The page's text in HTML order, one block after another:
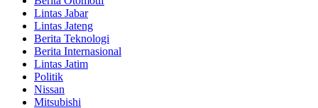
Lintas Jabar
Lintas Jateng
Berita Teknologi
Berita Internasional
Lintas Jatim
Politik
Nissan
Mitsubishi